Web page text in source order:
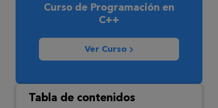
Curso de Programación en
C++
Ver Curso
Tabla de contenidos